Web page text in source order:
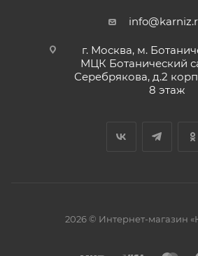
г. Москва, м.
МЦК Ботанический
Серебрякова, д.2
8 этаж
2026 © Интернет-магазин